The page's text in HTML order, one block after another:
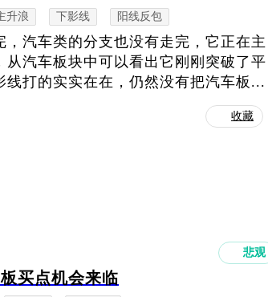
升浪 下影线 阳线反包
汽车类的分支也没有走完，它正在主
汽车板块中可以看出它刚刚突破了平
打的实实在在，仍然没有把汽车板...
收藏
悲观
买点机会来临